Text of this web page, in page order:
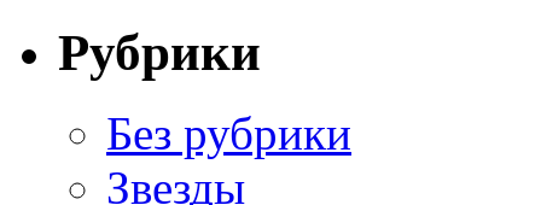
Рубрики
Без рубрики
Звезды